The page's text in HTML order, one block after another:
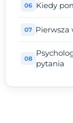
Kiedy
Pierwsza
pytania